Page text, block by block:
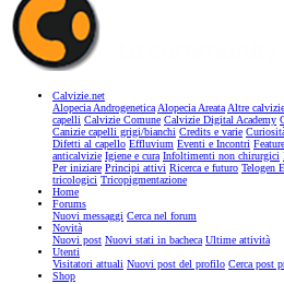
Calvizie.net
Alopecia AndrogeneticaAlopecia AreataAltre calvizie
capelli Calvizie Comune Calvizie Digital Academy
Canizie capelli grigi/bianchi Credits e varie
Difetti al capello Effluvium Eventi e Incontri
anticalvizie Igiene e cura Infoltimenti non chirurgici
Per iniziare Principi attivi Ricerca e futuro Telogen
tricologici Tricopigmentazione
Home
Forums
Nuovi messaggi Cerca nel forum
Novità
Nuovi post Nuovi stati in bacheca Ultime attività
Utenti
Visitatori attuali Nuovi post del profilo Cerca post
Shop